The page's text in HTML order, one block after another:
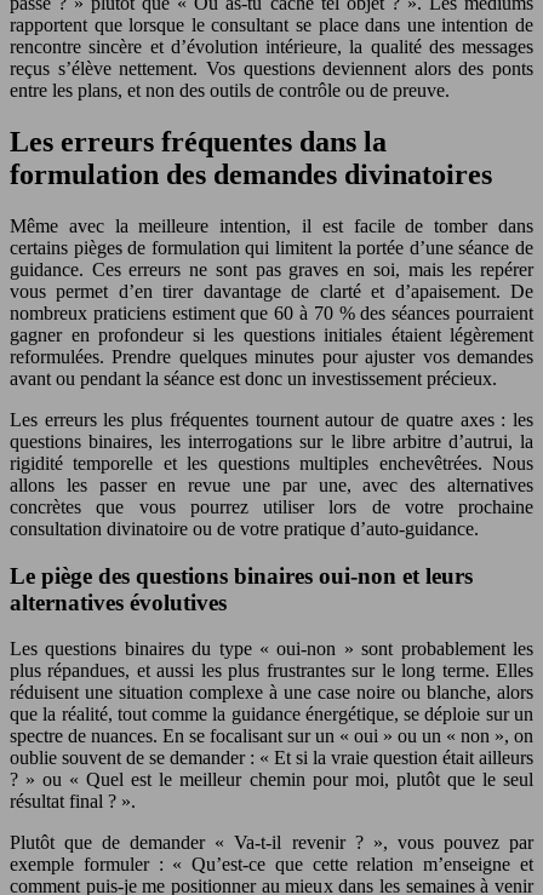
rapportent que lorsque le consultant se place dans une intention de
rencontre sincère et d’évolution intérieure, la qualité des messages
reçus s’élève nettement. Vos questions deviennent alors des ponts
entre les plans, et non des outils de contrôle ou de preuve.
Les erreurs fréquentes dans la
formulation des demandes divinatoires
Même avec la meilleure intention, il est facile de tomber dans
certains pièges de formulation qui limitent la portée d’une séance de
guidance. Ces erreurs ne sont pas graves en soi, mais les repérer
vous permet d’en tirer davantage de clarté et d’apaisement. De
nombreux praticiens estiment que 60 à 70 % des séances pourraient
gagner en profondeur si les questions initiales étaient légèrement
reformulées. Prendre quelques minutes pour ajuster vos demandes
avant ou pendant la séance est donc un investissement précieux.
Les erreurs les plus fréquentes tournent autour de quatre axes : les
questions binaires, les interrogations sur le libre arbitre d’autrui, la
rigidité temporelle et les questions multiples enchevêtrées. Nous
allons les passer en revue une par une, avec des alternatives
concrètes que vous pourrez utiliser lors de votre prochaine
consultation divinatoire ou de votre pratique d’auto-guidance.
Le piège des questions binaires oui-non et leurs
alternatives évolutives
Les questions binaires du type « oui-non » sont probablement les
plus répandues, et aussi les plus frustrantes sur le long terme. Elles
réduisent une situation complexe à une case noire ou blanche, alors
que la réalité, tout comme la guidance énergétique, se déploie sur un
spectre de nuances. En se focalisant sur un « oui » ou un « non », on
oublie souvent de se demander : « Et si la vraie question était ailleurs
? » ou « Quel est le meilleur chemin pour moi, plutôt que le seul
résultat final ? ».
Plutôt que de demander « Va-t-il revenir ? », vous pouvez par
exemple formuler : « Qu’est-ce que cette relation m’enseigne et
comment puis-je me positionner au mieux dans les semaines à venir